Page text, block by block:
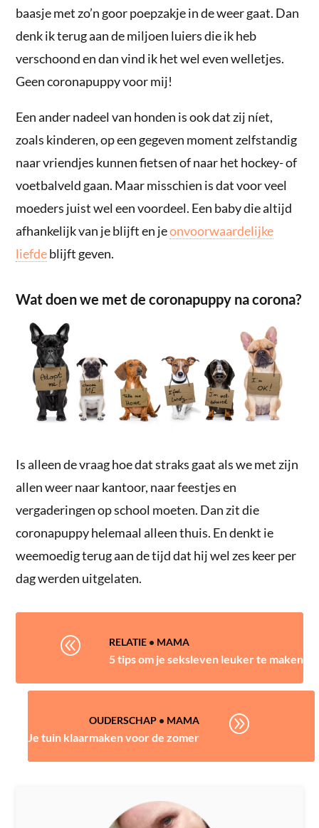
baasje met zo’n goor poepzakje in de weer gaat. Dan
denk ik terug aan de miljoen luiers die ik heb
verschoond en dan vind ik het wel even welletjes.
Geen coronapuppy voor mij!
Een ander nadeel van honden is ook dat zij níet,
zoals kinderen, op een gegeven moment zelfstandig
naar vriendjes kunnen fietsen of naar het hockey- of
voetbalveld gaan. Maar misschien is dat voor veel
moeders juist wel een voordeel. Een baby die altijd
afhankelijk van je blijft en jeonvoorwaardelijke
liefdeblijft geven.
Wat doen we met de coronapuppy na corona?
Is alleen de vraag hoe dat straks gaat als we met zijn
allen weer naar kantoor, naar feestjes en
vergaderingen op school moeten. Dan zit die
coronapuppy helemaal alleen thuis. En denkt ie
weemoedig terug aan de tijd dat hij wel zes keer per
dag werden uitgelaten.
@ RELATIE• MAMA
5 tips om je seksleven leuker te maken
OUDERSCHAP• MAMA
Je tuin klaarmaken voor de zomer
A